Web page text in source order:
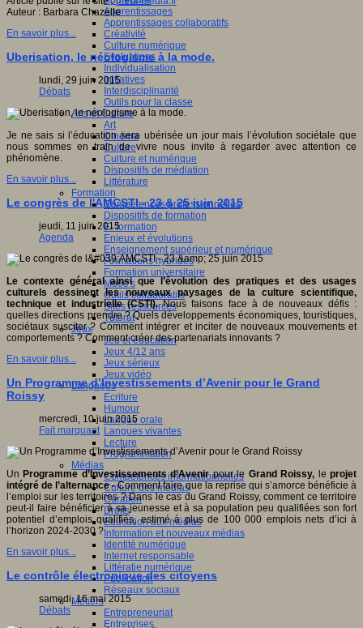
Apprentissages
Apprentissages collaboratifs
Créativité
Culture numérique
Evaluations
Individualisation
Initiatives
Interdisciplinarité
Outils pour la classe
Arts et Culture
Art
Cinéma
Culture
Culture et numérique
Dispositifs de médiation
Littérature
Formation
Compétences professionnelles
Dispositifs de formation
E- formation
Enjeux et évolutions
Enseignement supérieur et numérique
Formations hybrides
Formation universitaire
Mooc’s
Outils collaboratifs
Sites ressources
Tutorat
Jeux
Jeu et éducation
Jeux 4/12 ans
Jeux sérieux
Jeux vidéo
Langages
Ecriture
Humour
Langue orale
Langues vivantes
Lecture
Programmation
Médias
Compétences informationnelles
Culture des médias
Curation
Droits
Education aux médias
Information et nouveaux médias
Identité numérique
Internet responsable
Littératie numérique
Publication
Réseaux sociaux
Métiers
Entrepreneuriat
Entreprises
Auteur : Barbara Chazelle
En savoir plus...
Uberisation, le néologisme à la mode.
lundi, 29 juin 2015
Débats
Je ne sais si l’éducation sera ubérisée un jour mais l’évolution sociétale que
nous sommes en train de vivre nous invite à regarder avec attention ce
phénomène.
En savoir plus...
Le congrès de l'AMCSTI - 23 & 25 juin 2015
jeudi, 11 juin 2015
Agenda
Le contexte général ainsi que l’évolution des pratiques et des usages
culturels dessinent les nouveaux paysages de la culture scientifique,
technique et industrielle (CSTI).Nous faisons face à de nouveaux défis :
quelles directions prendre ? Quels développements économiques, touristiques,
sociétaux susciter ? Comment intégrer et inciter de nouveaux mouvements et
comportements ? Comment créer des partenariats innovants ?
En savoir plus...
Un Programme d’Investissements d’Avenir pour le Grand
Roissy
mercredi, 10 juin 2015
Fait marquant
Un Programme d’Investissements d’Avenirpour le Grand Roissy, le projet
intégré de l’alternance -Comment faire que la reprise qui s’amorce bénéficie à
l’emploi sur les territoires ? Dans le cas du Grand Roissy, comment ce territoire
peut-il faire bénéficier à sa jeunesse et à sa population peu qualifiées son fort
potentiel d’emplois qualifiés, estimé à plus de 100 000 emplois nets d’ici à
l’horizon 2024-2030 ?
En savoir plus...
Le contrôle électronique des citoyens
samedi, 16 mai 2015
Débats